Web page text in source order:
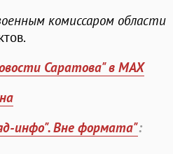
комиссаром области
Саратова" в MAX
инфо". Вне формата":